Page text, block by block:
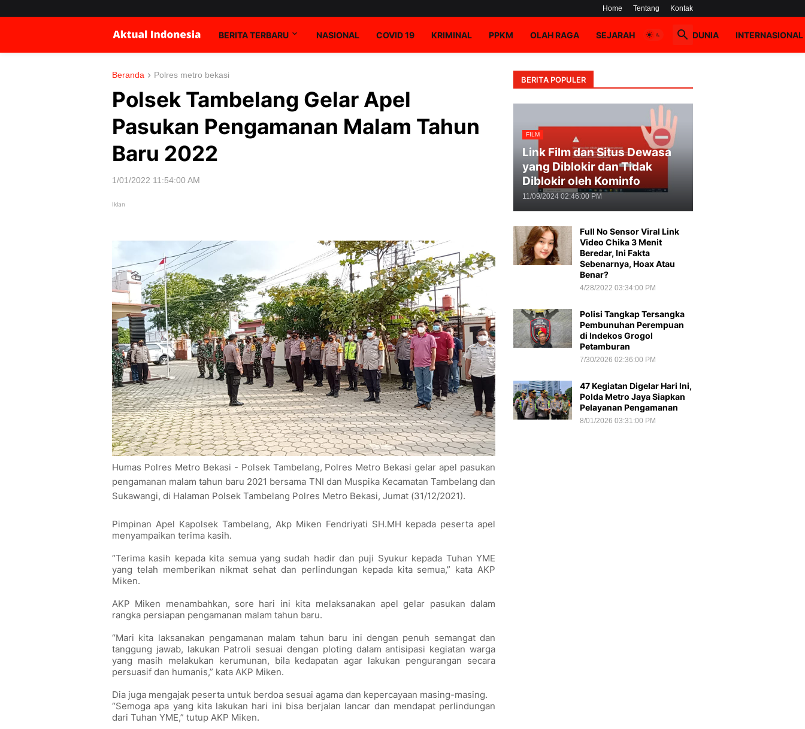
Home Tentang Kontak
BERITA TERBARU NASIONAL COVID 19 KRIMINAL PPKM OLAH RAGA SEJARAH HOAX DUNIA INTERNASIONAL
Beranda Polres metro bekasi
Polsek Tambelang Gelar Apel
Pasukan Pengamanan Malam Tahun
Baru 2022
1/01/2022 11:54:00 AM
Iklan
Humas Polres Metro Bekasi - Polsek Tambelang, Polres Metro Bekasi gelar apel pasukan
pengamanan malam tahun baru 2021 bersama TNI dan Muspika Kecamatan Tambelang dan
Sukawangi, di Halaman Polsek Tambelang Polres Metro Bekasi, Jumat (31/12/2021).
Pimpinan Apel Kapolsek Tambelang, Akp Miken Fendriyati SH.MH kepada peserta apel
menyampaikan terima kasih.
“Terima kasih kepada kita semua yang sudah hadir dan puji Syukur kepada Tuhan YME
yang telah memberikan nikmat sehat dan perlindungan kepada kita semua,” kata AKP
Miken.
AKP Miken menambahkan, sore hari ini kita melaksanakan apel gelar pasukan dalam
rangka persiapan pengamanan malam tahun baru.
“Mari kita laksanakan pengamanan malam tahun baru ini dengan penuh semangat dan
tanggung jawab, lakukan Patroli sesuai dengan ploting dalam antisipasi kegiatan warga
yang masih melakukan kerumunan, bila kedapatan agar lakukan pengurangan secara
persuasif dan humanis,” kata AKP Miken.
Dia juga mengajak peserta untuk berdoa sesuai agama dan kepercayaan masing-masing.
“Semoga apa yang kita lakukan hari ini bisa berjalan lancar dan mendapat perlindungan
dari Tuhan YME,” tutup AKP Miken.
BERITA POPULER
FILM
Link Film dan Situs Dewasa
yang Diblokir dan Tidak
Diblokir oleh Kominfo
11/09/2024 02:46:00 PM
Full No Sensor Viral Link
Video Chika 3 Menit
Beredar, Ini Fakta
Sebenarnya, Hoax Atau
Benar?
4/28/2022 03:34:00 PM
Polisi Tangkap Tersangka
Pembunuhan Perempuan
di Indekos Grogol
Petamburan
7/30/2026 02:36:00 PM
47 Kegiatan Digelar Hari Ini,
Polda Metro Jaya Siapkan
Pelayanan Pengamanan
8/01/2026 03:31:00 PM